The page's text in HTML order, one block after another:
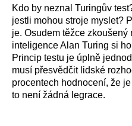
Kdo by neznal Turingův
jestli mohou stroje myslet?
je. Osudem těžce
inteligence Alan Turing si
Princip testu je úplně
musí přesvědčit lidské
procentech hodnocení, že
to není žádná legrace.